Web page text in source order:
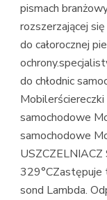
pismach
rozszerzającej
do całorocznej
do chłodnic
samochodowe
samochodowe
329°CZastępuje
sond Lambda.